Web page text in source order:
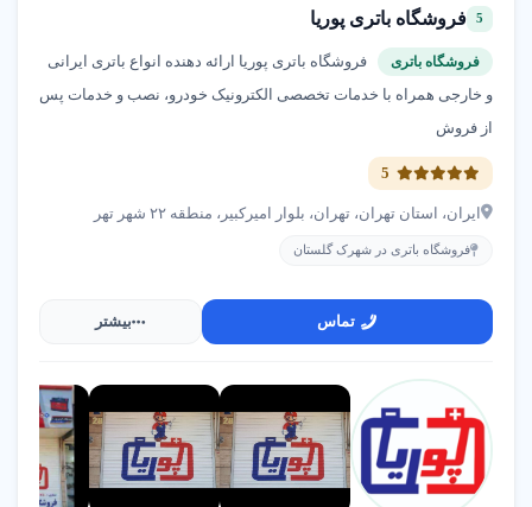
5 فروشگاه باتری پوریا
فروشگاه باتری
فروشگاه باتری پوریا ارائه دهنده انواع باتری ایرانی
و خارجی همراه با خدمات تخصصی الکترونیک خودرو، نصب و خدمات پس
از فروش
ایران، استان تهران، تهران، بلوار امیرکبیر، منطقه ۲۲ شهر تهر
فروشگاه باتری در شهرک گلستان
تماس بیشتر